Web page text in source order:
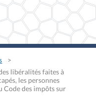
libéralités faites à
les personnes
Code des impôts sur